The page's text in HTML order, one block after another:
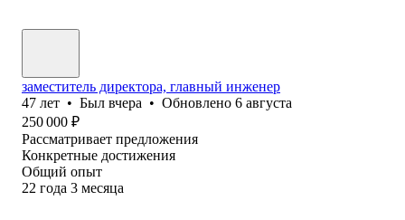
заместитель директора, главный инженер
47 лет • Был вчера • Обновлено 6 августа
250 000 ₽
Рассматривает предложения
Конкретные достижения
Общий опыт
22 года 3 месяца